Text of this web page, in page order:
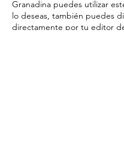
Granadina puedes utilizar
lo deseas, también puedes
directamente por tu editor